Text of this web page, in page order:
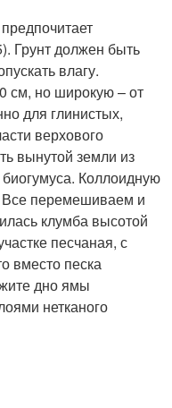
Грунт должен быть
влагу.
см, но широкую – от
для глинистых,
верхового
вынутой земли из
Коллоидную
Все перемешиваем и
клумба высотой
песчаная, с
вместо песка
дно ямы
нетканого